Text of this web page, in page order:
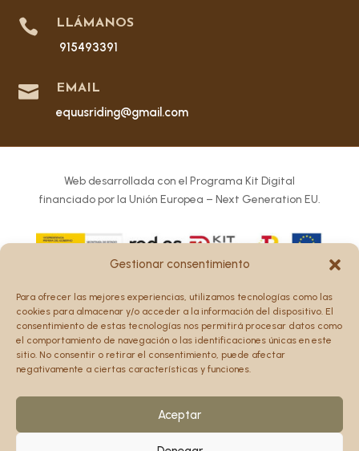
Gestionar consentimiento
Para ofrecer las mejores experiencias, utilizamos tecnologías como las
cookies para almacenar y/o acceder a la información del dispositivo. El
consentimiento de estas tecnologías nos permitirá procesar datos como
el comportamiento de navegación o las identificaciones únicas en este
sitio. No consentir o retirar el consentimiento, puede afectar
negativamente a ciertas características y funciones.
Aceptar
 LLÁMANOS
915493391
 EMAIL
equusriding@gmail.com
Web desarrollada con el Programa Kit Digital
financiado por la Unión Europea – Next Generation EU.
Los puntos de vista y las opiniones expresadas en la web
son únicamente los del autor o autores y no reflejan
necesariamente los de la Unión Europea o la Comisión
Europea.
Ni la Unión Europea ni la Comisión Europea pueden ser